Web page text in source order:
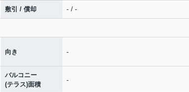
敷引 / 償却 - / -
向き -
バルコニー
(テラス)面積
-